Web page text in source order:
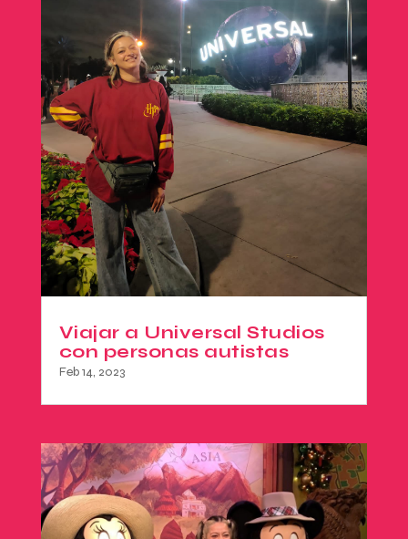
Viajar a Universal Studios
con personas autistas
Feb 14, 2023